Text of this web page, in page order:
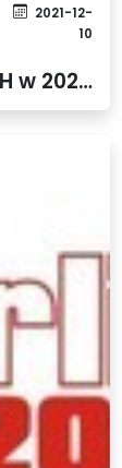
2021-12-
10
KALENDARZ IMPREZ SPORTOWYCH w 2022 r. NA TERENIE SPORTOWO-REKREACYJNYM „MIERZYNIANKA” w MIERZYNIE